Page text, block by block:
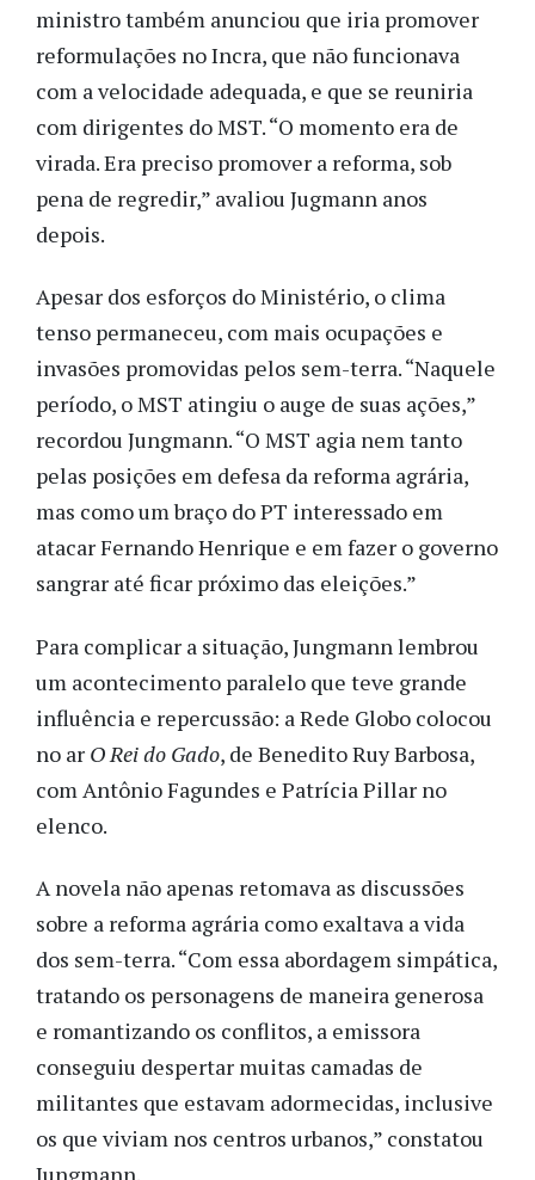
ministro também anunciou que iria promover
reformulações no Incra, que não funcionava
com a velocidade adequada, e que se reuniria
com dirigentes do MST. “O momento era de
virada. Era preciso promover a reforma, sob
pena de regredir,” avaliou Jugmann anos
depois.
Apesar dos esforços do Ministério, o clima
tenso permaneceu, com mais ocupações e
invasões promovidas pelos sem-terra. “Naquele
período, o MST atingiu o auge de suas ações,”
recordou Jungmann. “O MST agia nem tanto
pelas posições em defesa da reforma agrária,
mas como um braço do PT interessado em
atacar Fernando Henrique e em fazer o governo
sangrar até ficar próximo das eleições.”
Para complicar a situação, Jungmann lembrou
um acontecimento paralelo que teve grande
influência e repercussão: a Rede Globo colocou
no ar O Rei do Gado, de Benedito Ruy Barbosa,
com Antônio Fagundes e Patrícia Pillar no
elenco.
A novela não apenas retomava as discussões
sobre a reforma agrária como exaltava a vida
dos sem-terra. “Com essa abordagem simpática,
tratando os personagens de maneira generosa
e romantizando os conflitos, a emissora
conseguiu despertar muitas camadas de
militantes que estavam adormecidas, inclusive
os que viviam nos centros urbanos,” constatou
Jungmann.